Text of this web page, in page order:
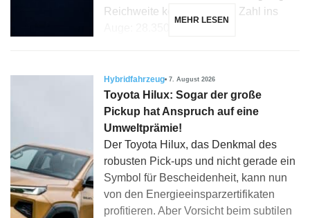
Reichweite kennt, fällt eine Zahl ins
MEHR LESEN
Hybridfahrzeug 7. August 2026
Toyota Hilux: Sogar der große
Pickup hat Anspruch auf eine
Umweltprämie!
Der Toyota Hilux, das Denkmal des
robusten Pick-ups und nicht gerade ein
Symbol für Bescheidenheit, kann nun
von den Energieeinsparzertifikaten
profitieren. Aber Vorsicht beim subtilen